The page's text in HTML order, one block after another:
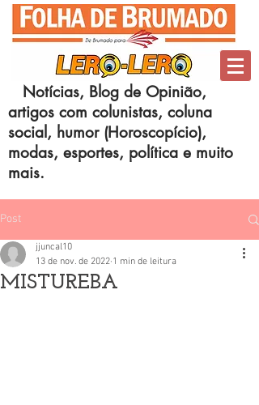
Notícias, Blog de Opinião,
artigos com colunistas, coluna
social, humor (Horoscopício),
modas, esportes, política e muito
mais.
Post
MISTUREBA
jjuncal10
13 de nov. de 2022 1 min de leitura